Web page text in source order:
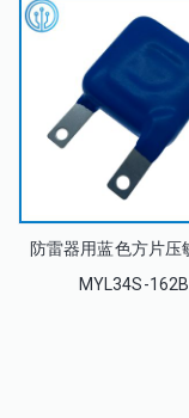
MYL34S-162B